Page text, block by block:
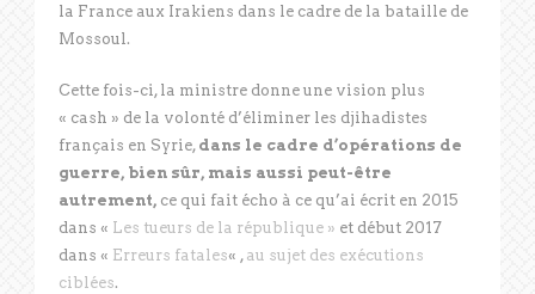
la France aux Irakiens dans le cadre de la bataille de
Mossoul.
Cette fois-ci, la ministre donne une vision plus
« cash » de la volonté d’éliminer les djihadistes
français en Syrie, dans le cadre d’opérations de
guerre, bien sûr, mais aussi peut-être
autrement, ce qui fait écho à ce qu’ai écrit en 2015
dans « Les tueurs de la république » et début 2017
dans « Erreurs fatales« , au sujet des exécutions
ciblées.